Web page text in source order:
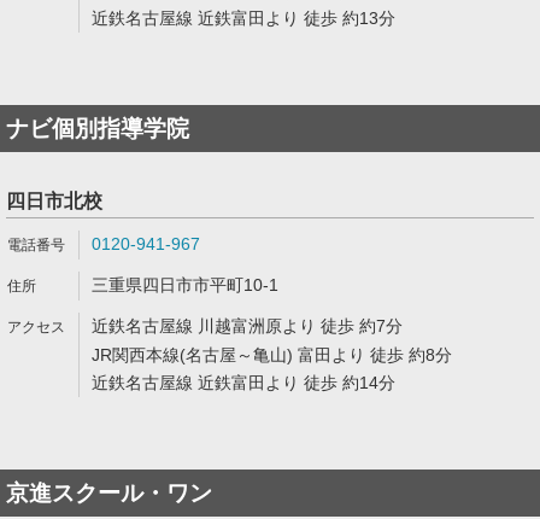
近鉄名古屋線 近鉄富田より 徒歩 約13分
ナビ個別指導学院
四日市北校
0120-941-967
三重県四日市市平町10-1
近鉄名古屋線 川越富洲原より 徒歩 約7分
JR関西本線(名古屋～亀山) 富田より 徒歩 約8分
近鉄名古屋線 近鉄富田より 徒歩 約14分
京進スクール・ワン